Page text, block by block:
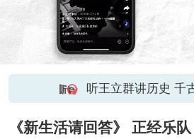
听王立群讲历史 千
《新生活请回答》 正经乐队